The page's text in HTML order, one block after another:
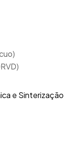
e Sinterização